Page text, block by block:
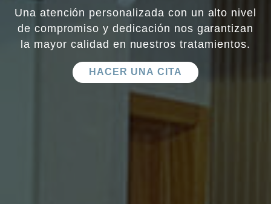
Una atención personalizada con un alto nivel
de compromiso y dedicación nos garantizan
la mayor calidad en nuestros tratamientos.
HACER UNA CITA